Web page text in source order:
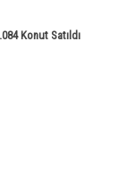
Konut Satıldı